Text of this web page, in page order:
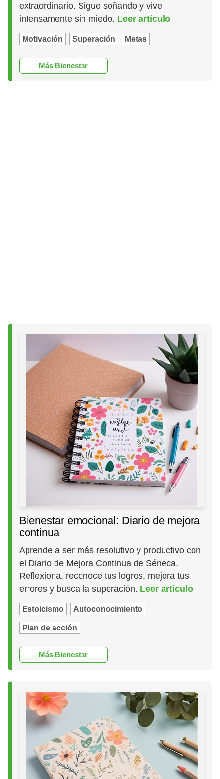
extraordinario. Sigue soñando y vive
intensamente sin miedo. Leer artículo
Motivación Superación Metas
Más Bienestar
Bienestar emocional: Diario de mejora
continua
Aprende a ser más resolutivo y productivo con
el Diario de Mejora Continua de Séneca.
Reflexiona, reconoce tus logros, mejora tus
errores y busca la superación. Leer artículo
Estoicismo Autoconocimiento
Plan de acción
Más Bienestar